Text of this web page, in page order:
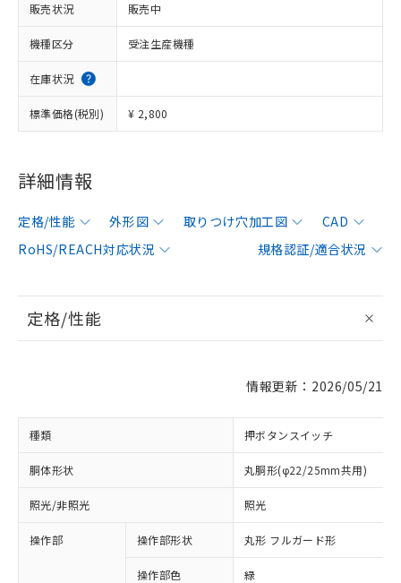
販売状況 販売中
機種区分 受注生産機種
在庫状況
標準価格(税別) ¥ 2,800
詳細情報
定格/性能 外形図 取りつけ穴加工図
CAD
RoHS/REACH対応状況
規格認証/適合状況
定格/性能
情報更新：2026/05/21
種類 押ボタンスイッチ
胴体形状 丸胴形(φ22/25mm共用)
照光/非照光 照光
操作部 操作部形状 丸形 フルガード形
操作部色 緑